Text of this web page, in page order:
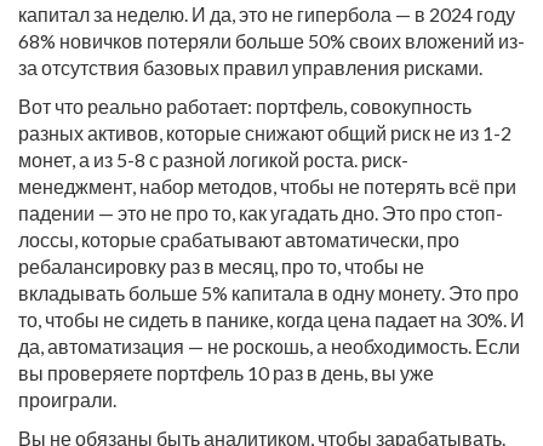
капитал за неделю. И да, это не гипербола — в 2024 году
68% новичков потеряли больше 50% своих вложений из-
за отсутствия базовых правил управления рисками.
Вот что реально работает: портфель,совокупность
разных активов, которые снижают общий риск не из 1-2
монет, а из 5-8 с разной логикой роста. риск-
менеджмент, набор методов, чтобы не потерять всё при
падении — это не про то, как угадать дно. Это про стоп-
лоссы, которые срабатывают автоматически, про
ребалансировку раз в месяц, про то, чтобы не
вкладывать больше 5% капитала в одну монету. Это про
то, чтобы не сидеть в панике, когда цена падает на 30%. И
да, автоматизация — не роскошь, а необходимость. Если
вы проверяете портфель 10 раз в день, вы уже
проиграли.
Вы не обязаны быть аналитиком, чтобы зарабатывать.